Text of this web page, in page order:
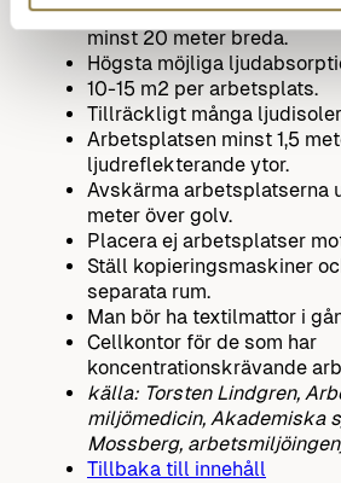
Undvik smala
minst 20 meter breda.
Högsta möjliga
10-15 m2 per arbetsplats.
Tillräckligt många
Arbetsplatsen minst 1,5
ljudreflekterande ytor.
Avskärma arbetsplatserna
meter över golv.
Placera ej arbetsplatser
Ställ kopieringsmaskiner
separata rum.
Man bör ha textilmattor i
Cellkontor för de som har
koncentrationskrävande
källa: Torsten Lindgren,
miljömedicin, Akademiska
Mossberg,
Tillbaka till innehåll